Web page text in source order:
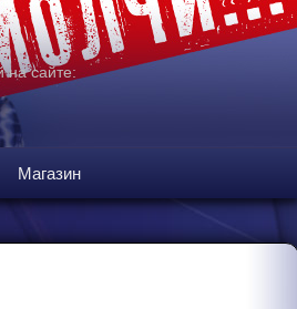
на сайте:
Магазин